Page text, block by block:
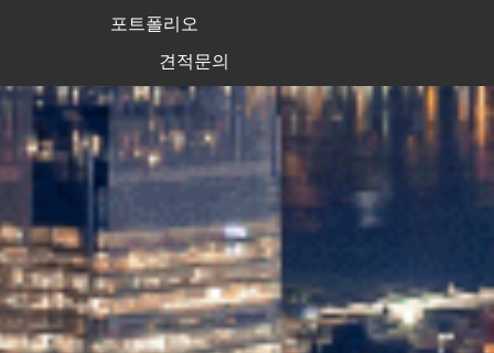
포트폴리오
견적문의